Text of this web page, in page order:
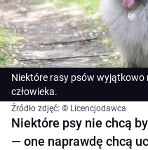
Niektóre rasy psów wyjątkowo
człowieka.
Źródło zdjęć: © Licencjodawca
Niektóre psy nie chcą
— one naprawdę chcą